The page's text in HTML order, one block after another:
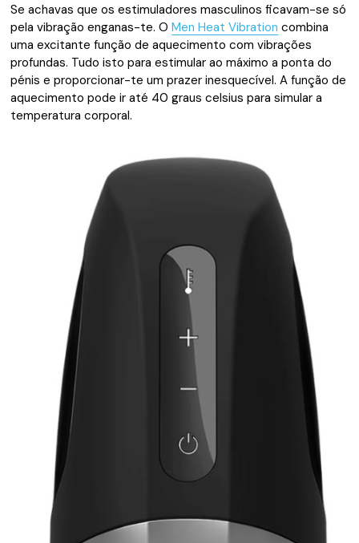
Se achavas que os estimuladores masculinos ficavam-se só
pela vibração enganas-te. OMen Heat Vibration combina
uma excitante função de aquecimento com vibrações
profundas. Tudo isto para estimular ao máximo a ponta do
pénis e proporcionar-te um prazer inesquecível. A função de
aquecimento pode ir até 40 graus celsius para simular a
temperatura corporal.